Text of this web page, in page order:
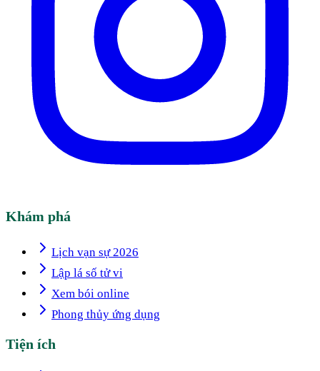
Khám phá
Lịch vạn sự 2026
Lập lá số tử vi
Xem bói online
Phong thủy ứng dụng
Tiện ích